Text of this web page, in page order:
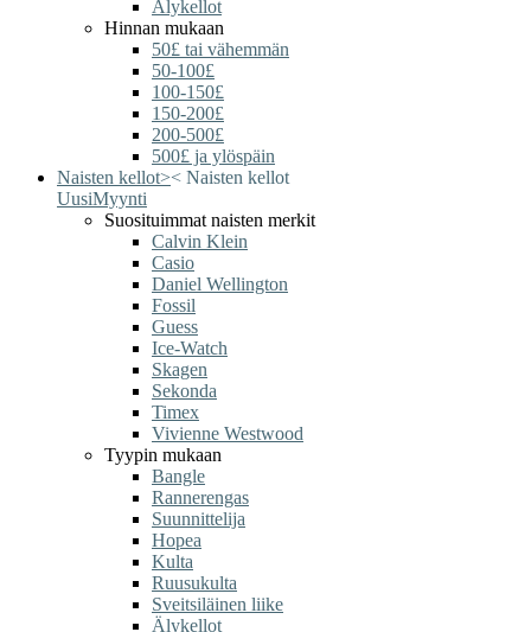
Älykellot
Hinnan mukaan
50£ tai vähemmän
50-100£
100-150£
150-200£
200-500£
500£ ja ylöspäin
Naisten kellot>< Naisten kellot
UusiMyynti
Suosituimmat naisten merkit
Calvin Klein
Casio
Daniel Wellington
Fossil
Guess
Ice-Watch
Skagen
Sekonda
Timex
Vivienne Westwood
Tyypin mukaan
Bangle
Rannerengas
Suunnittelija
Hopea
Kulta
Ruusukulta
Sveitsiläinen liike
Älykellot